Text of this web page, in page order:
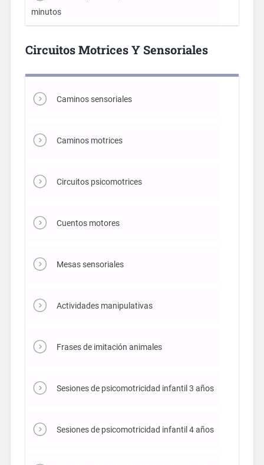
minutos
Circuitos Motrices Y Sensoriales
Caminos sensoriales
Caminos motrices
Circuitos psicomotrices
Cuentos motores
Mesas sensoriales
Actividades manipulativas
Frases de imitación animales
Sesiones de psicomotricidad infantil 3 años
Sesiones de psicomotricidad infantil 4 años